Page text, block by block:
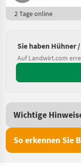
2 Tage online
Sie haben Hühner
Auf Landwirt.com
Wichtige
So erkennen Sie